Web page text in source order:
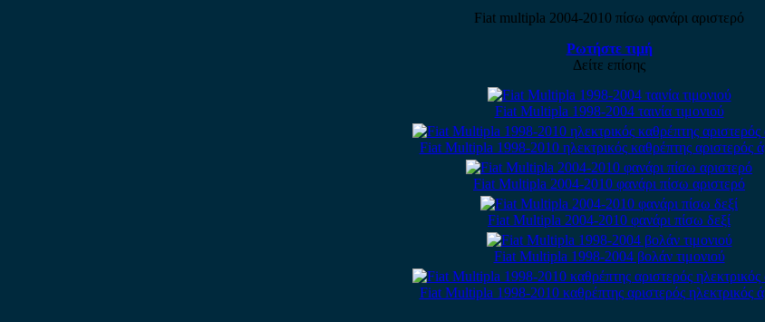
Fiat multipla 2004-2010 πίσω φανάρι αριστερό
Ρωτήστε τιμή
Δείτε επίσης
Fiat Multipla 1998-2004 ταινία τιμονιού
Fiat Multipla 1998-2010 ηλεκτρικός καθρέπτης αριστερός
Fiat Multipla 2004-2010 φανάρι πίσω αριστερό
Fiat Multipla 2004-2010 φανάρι πίσω δεξί
Fiat Multipla 1998-2004 βολάν τιμονιού
Fiat Multipla 1998-2010 καθρέπτης αριστερός ηλεκτρικός